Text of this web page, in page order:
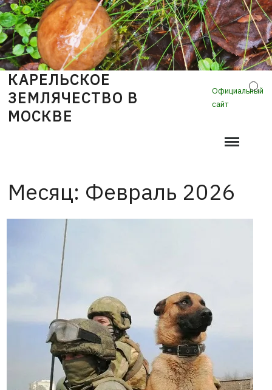
Skip
to
content
КАРЕЛЬСКОЕ
ЗЕМЛЯЧЕСТВО В
МОСКВЕ
Официальный
сайт
Месяц: Февраль 2026